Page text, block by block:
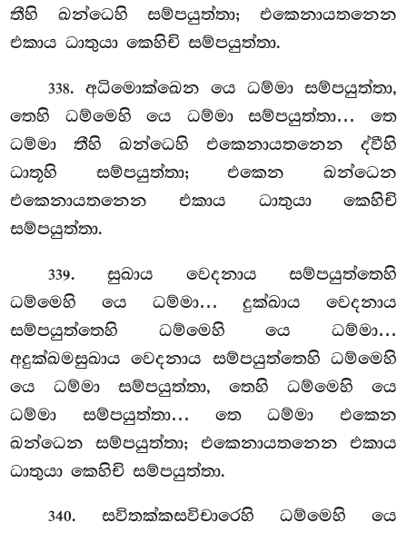
තීහි ඛන්ධෙහි සම්පයුත්තා; එකෙනායතනෙන
එකාය ධාතුයා කෙහිචි සම්පයුත්තා.
338. අධිමොක්ඛෙන යෙ ධම්මා සම්පයුත්තා,
තෙහි ධම්මෙහි යෙ ධම්මා සම්පයුත්තා… තෙ
ධම්මා තීහි ඛන්ධෙහි එකෙනායතනෙන ද්වීහි
ධාතූහි සම්පයුත්තා; එකෙන ඛන්ධෙන
එකෙනායතනෙන එකාය ධාතුයා කෙහිචි
සම්පයුත්තා.
339. සුඛාය වෙදනාය සම්පයුත්තෙහි
ධම්මෙහි යෙ ධම්මා… දුක්ඛාය වෙදනාය
සම්පයුත්තෙහි ධම්මෙහි යෙ ධම්මා…
අදුක්ඛමසුඛාය වෙදනාය සම්පයුත්තෙහි ධම්මෙහි
යෙ ධම්මා සම්පයුත්තා, තෙහි ධම්මෙහි යෙ
ධම්මා සම්පයුත්තා… තෙ ධම්මා එකෙන
ඛන්ධෙන සම්පයුත්තා; එකෙනායතනෙන එකාය
ධාතුයා කෙහිචි සම්පයුත්තා.
340. සවිතක්කසවිචාරෙහි ධම්මෙහි යෙ